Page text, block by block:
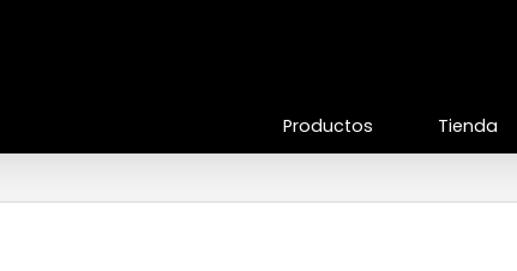
Productos Tienda